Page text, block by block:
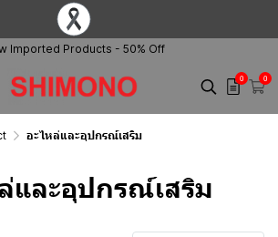
Imported Products - 50% Off
0 0
อะไหล่และอุปกรณ์เสริม
และอุปกรณ์เสริม